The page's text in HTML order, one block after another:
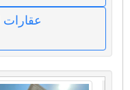
عقارات